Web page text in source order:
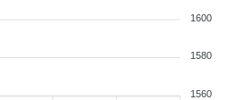
1600
1580
1560